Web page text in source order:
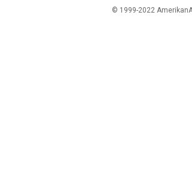
© 1999-2022